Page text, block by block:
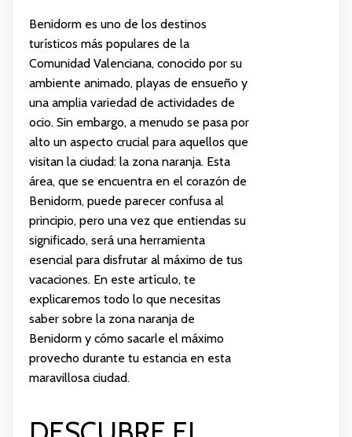
Benidorm es uno de los destinos
turísticos más populares de la
Comunidad Valenciana, conocido por su
ambiente animado, playas de ensueño y
una amplia variedad de actividades de
ocio. Sin embargo, a menudo se pasa por
alto un aspecto crucial para aquellos que
visitan la ciudad: la zona naranja. Esta
área, que se encuentra en el corazón de
Benidorm, puede parecer confusa al
principio, pero una vez que entiendas su
significado, será una herramienta
esencial para disfrutar al máximo de tus
vacaciones. En este artículo, te
explicaremos todo lo que necesitas
saber sobre la zona naranja de
Benidorm y cómo sacarle el máximo
provecho durante tu estancia en esta
maravillosa ciudad.